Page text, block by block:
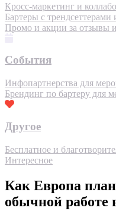
Кросс-маркетинг и
Бартеры с трендсеттерами
Промо и акции за отзывы
События
Инфопартнерства для
Брендинг по бартеру для
Другое
Бесплатное и
Интересное
Как Европа
обычной работе